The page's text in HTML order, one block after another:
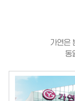
가연은
동